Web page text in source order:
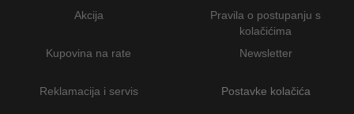
Akcija
Kupovina na rate
Reklamacija i servis
Pravila o postupanju s
kolačićima
Newsletter
Postavke kolačića